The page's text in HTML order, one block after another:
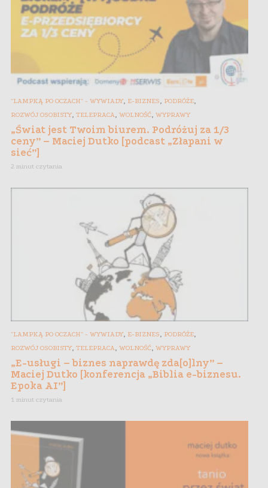
"LAMPKĄ PO OCZACH" - WYWIADY, E-BIZNES, PODRÓŻE,
ROZWÓJ OSOBISTY, TELEPRACA, WOLNOŚĆ, WYPRAWY
„Świat jest Twoim biurem. Podróżuj za 1/3
ceny” – Maciej Dutko [podcast „Złapani w
sieć”]
2 minut czytania
"LAMPKĄ PO OCZACH" - WYWIADY, E-BIZNES PODRÓŻE
ROZWÓJ OSOBISTY, TELEPRACA WOLNOŚĆ WYPRAWY
„E-usługi – biznes naprawdę zda[o]lny” –
Maciej Dutko [konferencja „Biblia e-biznesu.
Epoka AI”]
1 minut czytania